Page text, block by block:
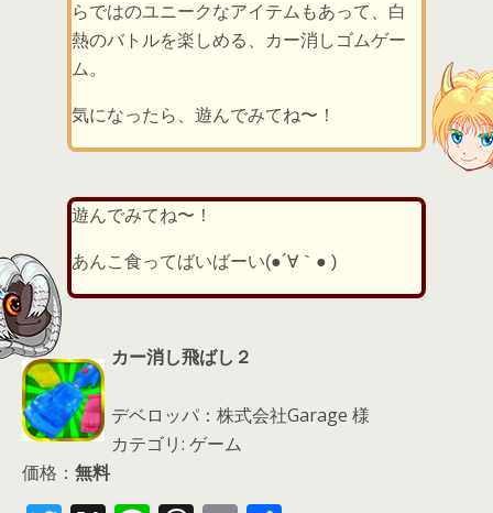
らではのユニークなアイテムもあって、白
熱のバトルを楽しめる、カー消しゴムゲー
ム。
気になったら、遊んでみてね〜！
遊んでみてね〜！
あんこ食ってばいばーい(●´∀｀● )
カー消し飛ばし２
デベロッパ：株式会社Garage 様
カテゴリ: ゲーム
価格： 無料